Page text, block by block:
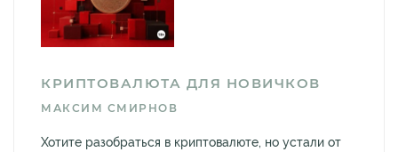
КРИПТОВАЛЮТА ДЛЯ НОВИЧКОВ
МАКСИМ СМИРНОВ
Хотите разобраться в криптовалюте, но устали от